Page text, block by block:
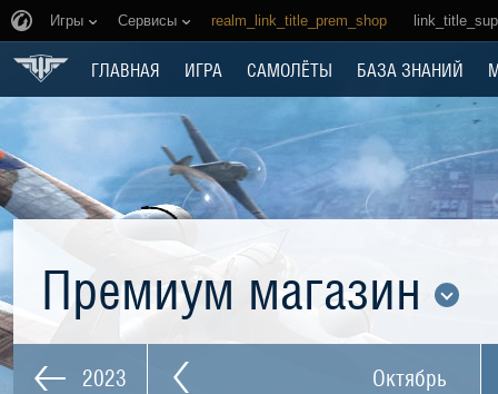
Игры Сервисы realm_link_title_prem_shop
ГЛАВНАЯ ИГРА САМОЛЁТЫ БАЗА ЗНАНИЙ
Премиум магазин
2023 Октябрь